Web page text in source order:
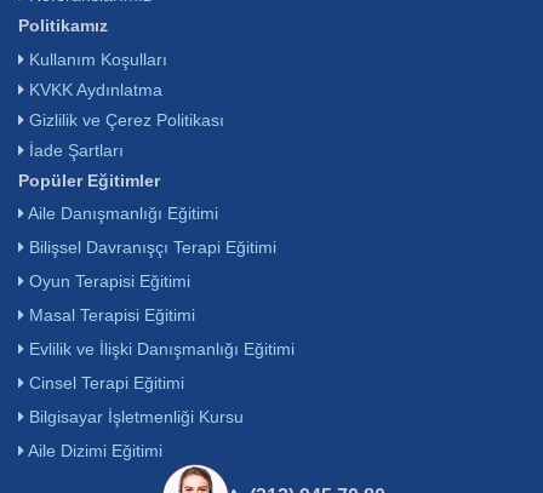
Politikamız
Kullanım Koşulları
KVKK Aydınlatma
Gizlilik ve Çerez Politikası
İade Şartları
Popüler Eğitimler
Aile Danışmanlığı Eğitimi
Bilişsel Davranışçı Terapi Eğitimi
Oyun Terapisi Eğitimi
Masal Terapisi Eğitimi
Evlilik ve İlişki Danışmanlığı Eğitimi
Cinsel Terapi Eğitimi
Bilgisayar İşletmenliği Kursu
Aile Dizimi Eğitimi